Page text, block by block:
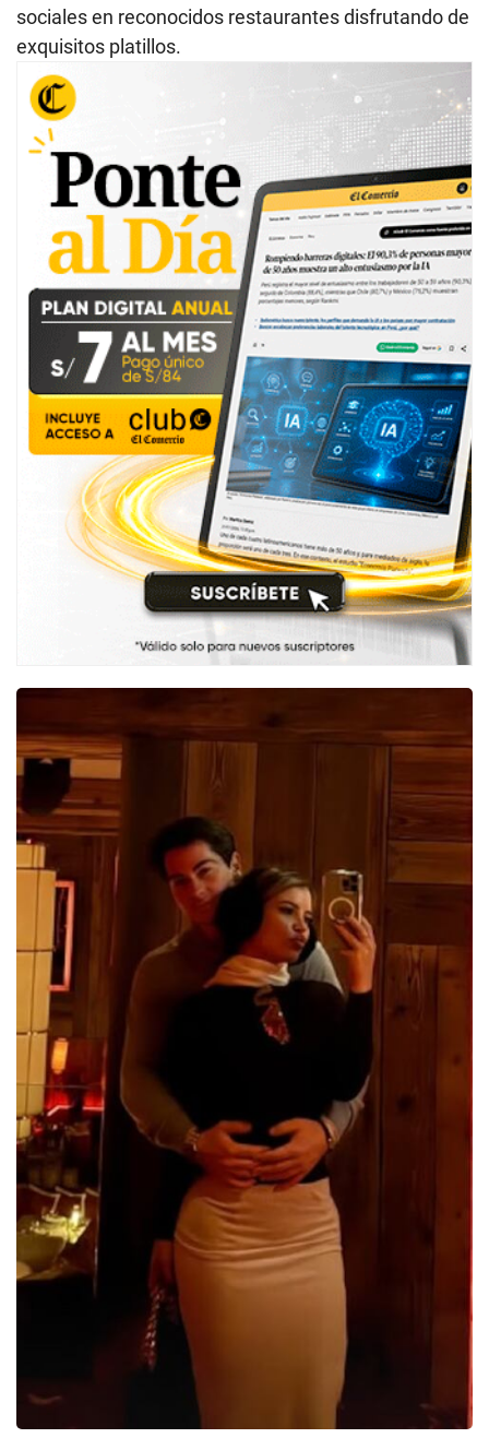
sociales en reconocidos restaurantes disfrutando de
exquisitos platillos.